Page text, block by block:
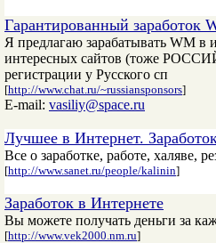
Гарантированный
Я предлагаю зарабатывать WM
интересных сайтов (тоже
регистрации у Русского сп
[http://www.chat.ru/~russiansponsors]
E-mail: vasiliy@space.ru
Лучшее в Интернет.
Все о заработке, работе, халяве,
[http://www.sanet.ru/people/kalinin]
Заработок в Интернете
Вы можете получать деньги за
[http://www.vek2000.nm.ru]